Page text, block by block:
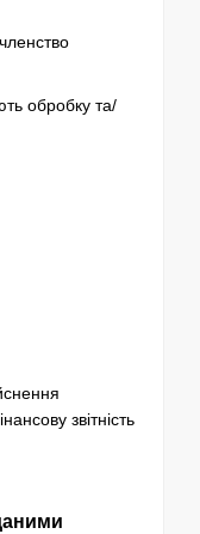
обробку та/
звітність